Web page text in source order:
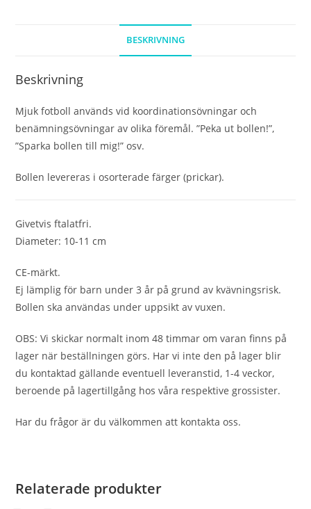
BESKRIVNING
Beskrivning
Mjuk fotboll används vid koordinationsövningar och
benämningsövningar av olika föremål. ”Peka ut bollen!”,
”Sparka bollen till mig!” osv.
Bollen levereras i osorterade färger (prickar).
Givetvis ftalatfri.
Diameter: 10-11 cm
CE-märkt.
Ej lämplig för barn under 3 år på grund av kvävningsrisk.
Bollen ska användas under uppsikt av vuxen.
OBS: Vi skickar normalt inom 48 timmar om varan finns på
lager när beställningen görs. Har vi inte den på lager blir
du kontaktad gällande eventuell leveranstid, 1-4 veckor,
beroende på lagertillgång hos våra respektive grossister.
Har du frågor är du välkommen att kontakta oss.
Relaterade produkter